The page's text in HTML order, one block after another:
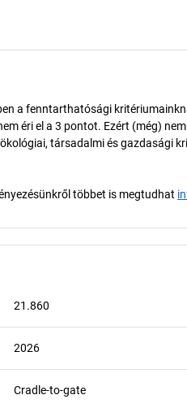
a fenntarthatósági
éri el a 3 pontot. Ezért (még)
társadalmi és gazdasági
többet is megtudhat
21.860
2026
Cradle-to-gate